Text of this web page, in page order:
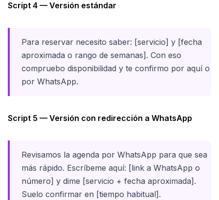
Script 4 — Versión estándar
Para reservar necesito saber: [servicio] y [fecha
aproximada o rango de semanas]. Con eso
compruebo disponibilidad y te confirmo por aquí o
por WhatsApp.
Script 5 — Versión con redirección a WhatsApp
Revisamos la agenda por WhatsApp para que sea
más rápido. Escríbeme aquí: [link a WhatsApp o
número] y dime [servicio + fecha aproximada].
Suelo confirmar en [tiempo habitual].